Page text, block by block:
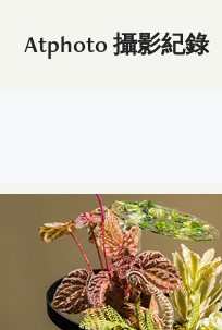
Atphoto 攝影紀錄